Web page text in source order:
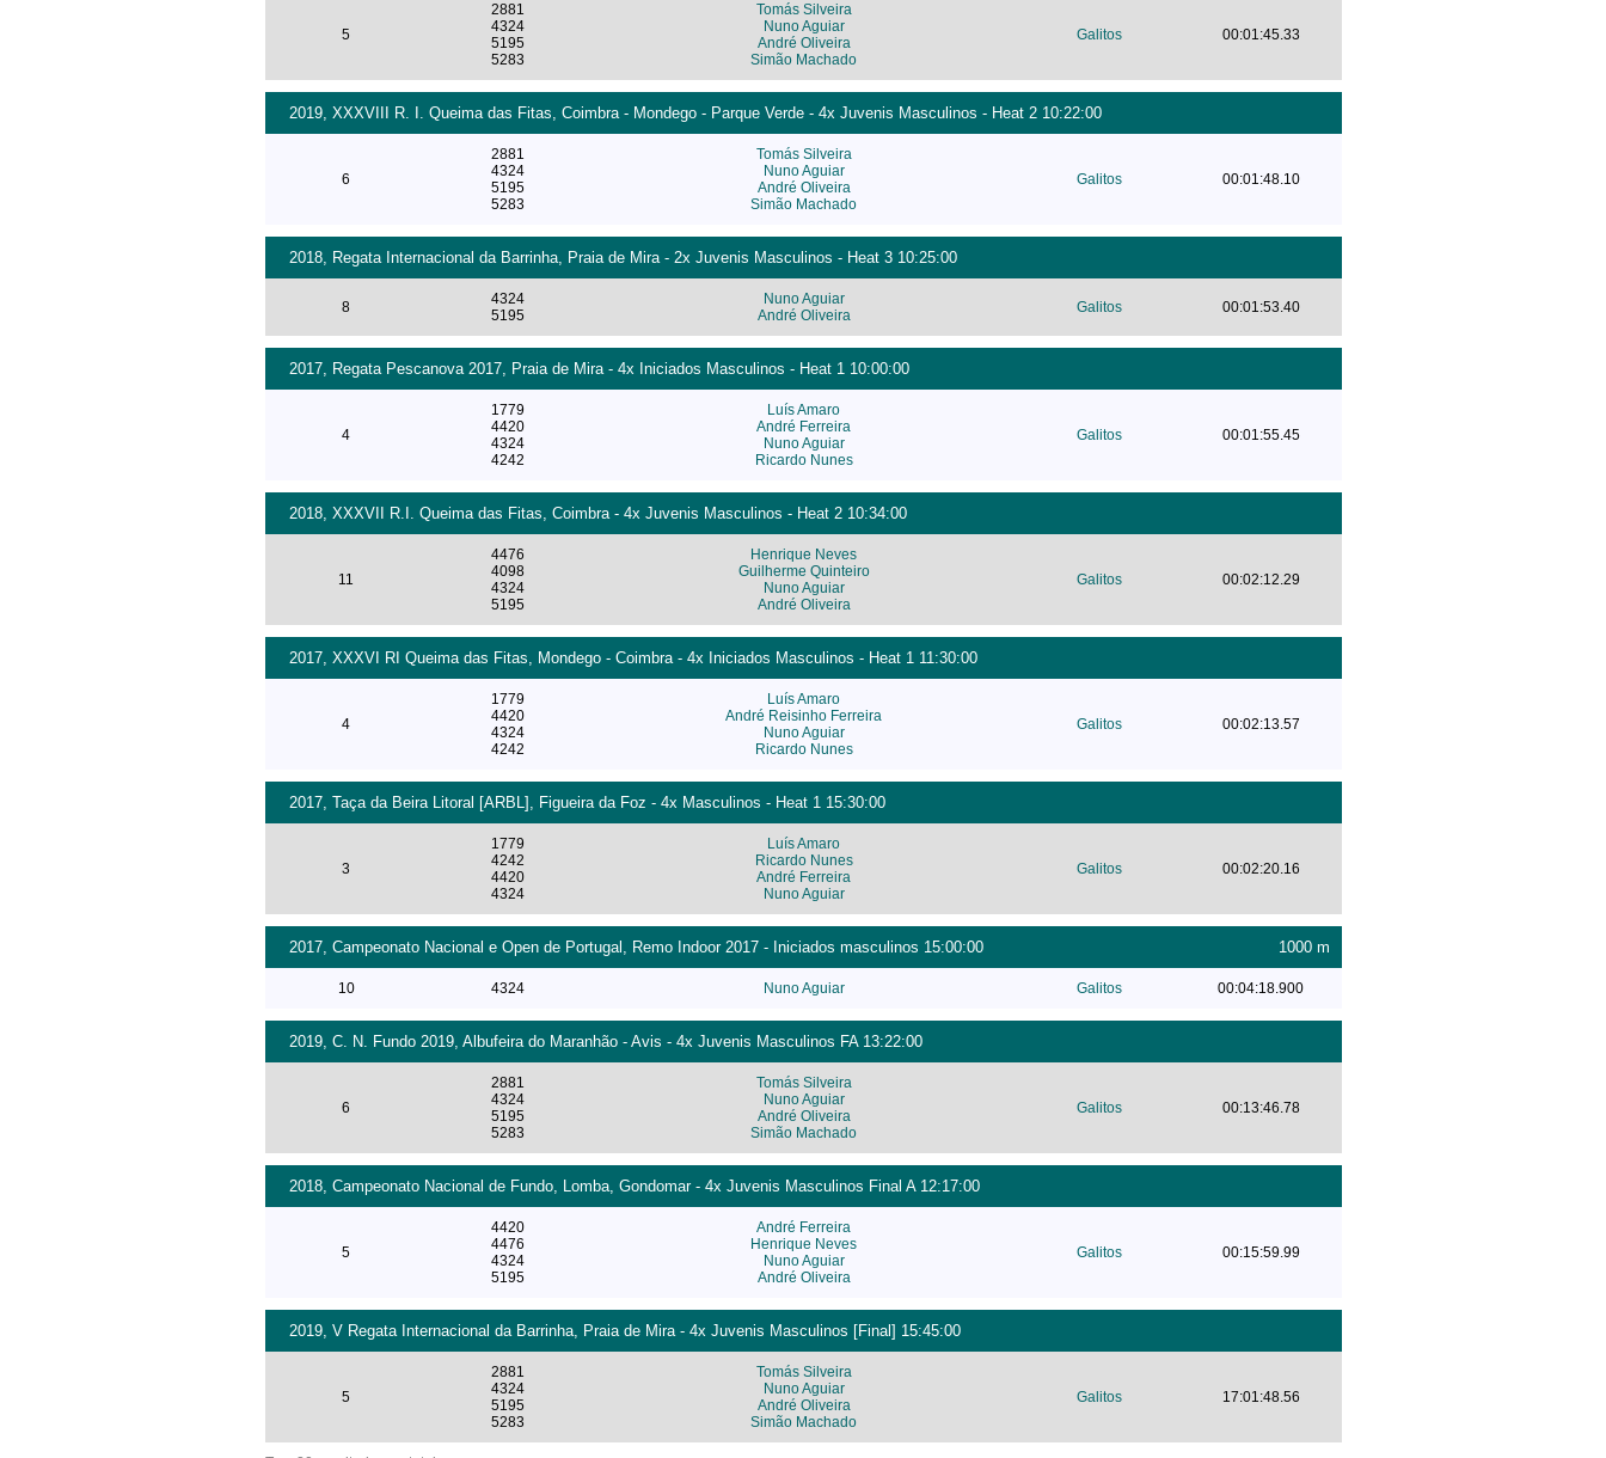
5
2881
4324
5195
5283
Tomás Silveira
Nuno Aguiar
André Oliveira
Simão Machado
Galitos 00:01:45.33
2019, XXXVIII R. I. Queima das Fitas, Coimbra - Mondego - Parque Verde - 4x Juvenis Masculinos - Heat 2 10:22:00
6
2881
4324
5195
5283
Tomás Silveira
Nuno Aguiar
André Oliveira
Simão Machado
Galitos 00:01:48.10
2018, Regata Internacional da Barrinha, Praia de Mira - 2x Juvenis Masculinos - Heat 3 10:25:00
8
4324
5195
Nuno Aguiar
André Oliveira
Galitos 00:01:53.40
2017, Regata Pescanova 2017, Praia de Mira - 4x Iniciados Masculinos - Heat 1 10:00:00
4
1779
4420
4324
4242
Luís Amaro
André Ferreira
Nuno Aguiar
Ricardo Nunes
Galitos 00:01:55.45
2018, XXXVII R.I. Queima das Fitas, Coimbra - 4x Juvenis Masculinos - Heat 2 10:34:00
11
4476
4098
4324
5195
Henrique Neves
Guilherme Quinteiro
Nuno Aguiar
André Oliveira
Galitos 00:02:12.29
2017, XXXVI RI Queima das Fitas, Mondego - Coimbra - 4x Iniciados Masculinos - Heat 1 11:30:00
4
1779
4420
4324
4242
Luís Amaro
André Reisinho Ferreira
Nuno Aguiar
Ricardo Nunes
Galitos 00:02:13.57
2017, Taça da Beira Litoral [ARBL], Figueira da Foz - 4x Masculinos - Heat 1 15:30:00
3
1779
4242
4420
4324
Luís Amaro
Ricardo Nunes
André Ferreira
Nuno Aguiar
Galitos 00:02:20.16
2017, Campeonato Nacional e Open de Portugal, Remo Indoor 2017 - Iniciados masculinos 15:00:00 1000 m
10 4324 Nuno Aguiar Galitos 00:04:18.900
2019, C. N. Fundo 2019, Albufeira do Maranhão - Avis - 4x Juvenis Masculinos FA 13:22:00
6
2881
4324
5195
5283
Tomás Silveira
Nuno Aguiar
André Oliveira
Simão Machado
Galitos 00:13:46.78
2018, Campeonato Nacional de Fundo, Lomba, Gondomar - 4x Juvenis Masculinos Final A 12:17:00
5
4420
4476
4324
5195
André Ferreira
Henrique Neves
Nuno Aguiar
André Oliveira
Galitos 00:15:59.99
2019, V Regata Internacional da Barrinha, Praia de Mira - 4x Juvenis Masculinos [Final] 15:45:00
5
2881
4324
5195
5283
Tomás Silveira
Nuno Aguiar
André Oliveira
Simão Machado
Galitos 17:01:48.56